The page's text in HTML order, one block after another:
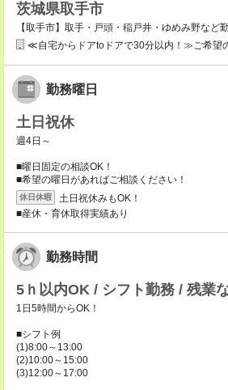
茨城県取手市
【取手市】取手・戸頭・稲戸井・ゆめみ野など
≪自宅からドアtoドアで30分以内！≫ご希望
勤務曜日
土日祝休
週4日～
■曜日固定の相談OK！
■希望の曜日があればご相談ください！
休日休暇
土日祝休みもOK！
■産休・育休取得実績あり
勤務時間
5ｈ以内OK / シフト勤務 / 残業
1日5時間からOK！
■シフト例
(1)8:00～13:00
(2)10:00～15:00
(3)12:00～17:00